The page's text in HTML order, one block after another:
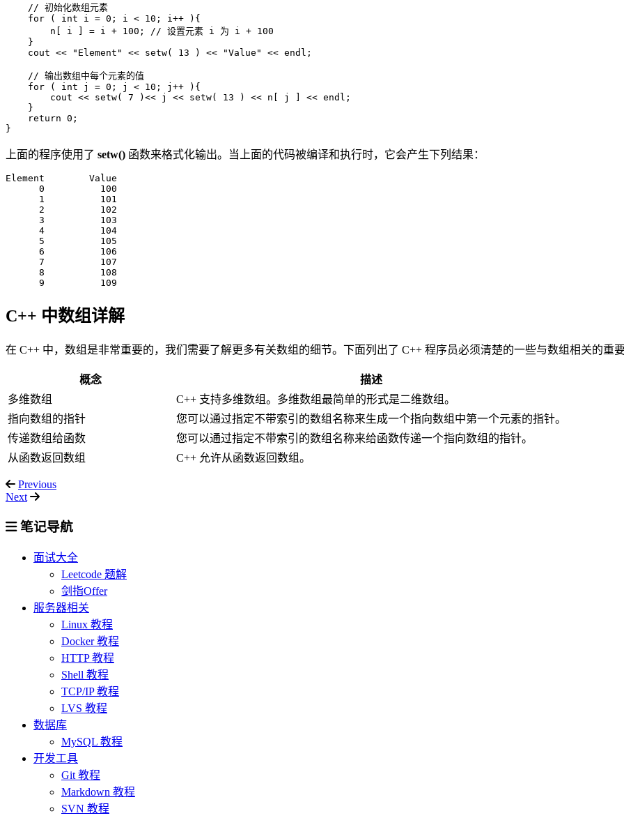
    // 初始化数组元素
    for ( int i = 0; i < 10; i++ ){
        n[ i ] = i + 100; // 设置元素 i 为 i + 100
    }
    cout << "Element" << setw( 13 ) << "Value" << endl;
    // 输出数组中每个元素的值
    for ( int j = 0; j < 10; j++ ){
        cout << setw( 7 )<< j << setw( 13 ) << n[ j ] << endl;
    }
    return 0;
}
上面的程序使用了 setw() 函数来格式化输出。当上面的代码被编译和执行时，它会产生下列结果：
Element        Value
      0          100
      1          101
      2          102
      3          103
      4          104
      5          105
      6          106
      7          107
      8          108
C++ 中数组详解
在 C++ 中，数组是非常重要的，我们需要了解更多有关数组的细节。下面列出了 C++ 程序员必须清楚的一些与数组相关的重
概念
描述
多维数组
C++ 支持多维数组。多维数组最简单的形式是二维数组。
指向数组的指针
您可以通过指定不带索引的数组名称来生成一个指向数组中第一个元素的指针。
传递数组给函数
您可以通过指定不带索引的数组名称来给函数传递一个指向数组的指针。
从函数返回数组
C++ 允许从函数返回数组。
Previous
Next
笔记导航
面试大全
Leetcode 题解
剑指Offer
服务器相关
Linux 教程
Docker 教程
HTTP 教程
Shell 教程
TCP/IP 教程
LVS 教程
数据库
MySQL 教程
开发工具
Git 教程
Markdown 教程
SVN 教程